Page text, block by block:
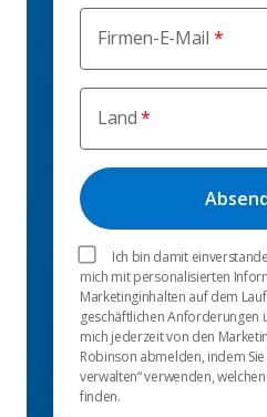
Firmen-E-Mail
Land
Ich bin damit
mich mit personalisierten
Marketinginhalten auf dem
geschäftlichen Anforderungen
mich jederzeit von den
Robinson abmelden, indem
verwalten“ verwenden,
finden.